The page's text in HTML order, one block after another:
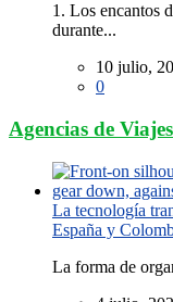
1. Los encantos
durante...
10 julio,
0
Agencias de Viajes
La tecnología
España y
La forma de